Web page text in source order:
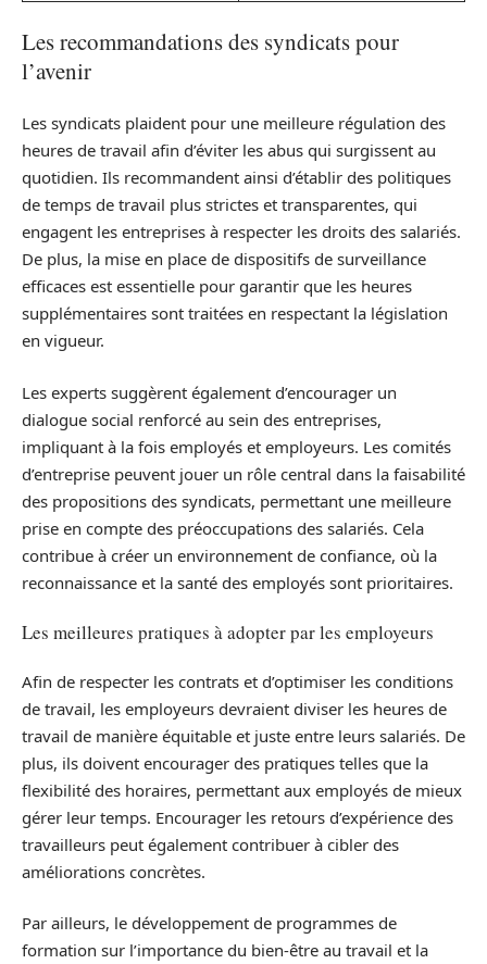
Les recommandations des syndicats pour
l’avenir
Les syndicats plaident pour une meilleure régulation des
heures de travail afin d’éviter les abus qui surgissent au
quotidien. Ils recommandent ainsi d’établir des politiques
de temps de travail plus strictes et transparentes, qui
engagent les entreprises à respecter les droits des salariés.
De plus, la mise en place de dispositifs de surveillance
efficaces est essentielle pour garantir que les heures
supplémentaires sont traitées en respectant la législation
en vigueur.
Les experts suggèrent également d’encourager un
dialogue social renforcé au sein des entreprises,
impliquant à la fois employés et employeurs. Les comités
d’entreprise peuvent jouer un rôle central dans la faisabilité
des propositions des syndicats, permettant une meilleure
prise en compte des préoccupations des salariés. Cela
contribue à créer un environnement de confiance, où la
reconnaissance et la santé des employés sont prioritaires.
Les meilleures pratiques à adopter par les employeurs
Afin de respecter les contrats et d’optimiser les conditions
de travail, les employeurs devraient diviser les heures de
travail de manière équitable et juste entre leurs salariés. De
plus, ils doivent encourager des pratiques telles que la
flexibilité des horaires, permettant aux employés de mieux
gérer leur temps. Encourager les retours d’expérience des
travailleurs peut également contribuer à cibler des
améliorations concrètes.
Par ailleurs, le développement de programmes de
formation sur l’importance du bien-être au travail et la